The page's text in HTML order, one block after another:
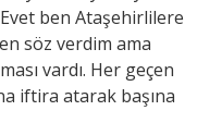
ben Ataşehirlilere
söz verdim ama
vardı. Her geçen
iftira atarak başına